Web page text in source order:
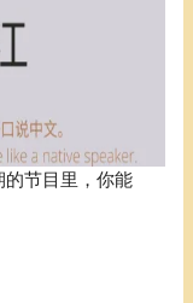
节目里，你能